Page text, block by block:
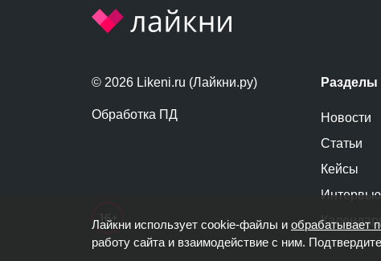
© 2026 Likeni.ru (Лайкни.ру)
Обработка ПД
Разделы
Новости
Статьи
Кейсы
Интервью
Лайкни использует cookie-файлы и обрабатывает
работу сайта и взаимодействие с ним.